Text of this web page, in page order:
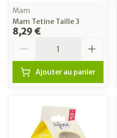
Mam
Mam Tetine Taille 3
8,29 €
Ajouter au panier